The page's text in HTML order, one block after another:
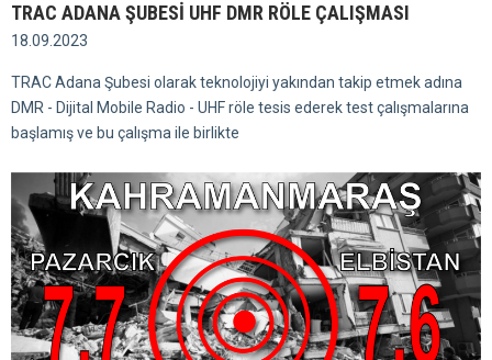
TRAC ADANA ŞUBESİ UHF DMR RÖLE ÇALIŞMASI
18.09.2023
TRAC Adana Şubesi olarak teknolojiyi yakından takip etmek adına
DMR - Dijital Mobile Radio - UHF röle tesis ederek test çalışmalarına
başlamış ve bu çalışma ile birlikte